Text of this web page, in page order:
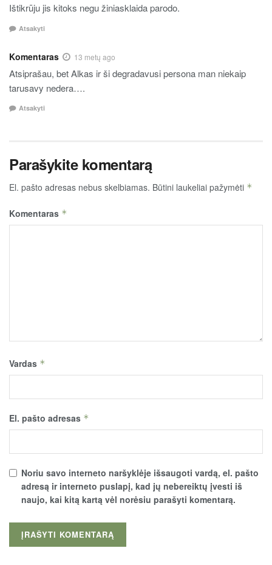
Ištikrūju jis kitoks negu žiniasklaida parodo.
Atsakyti
Komentaras 13 metų ago
Atsiprašau, bet Alkas ir ši degradavusi persona man niekaip
tarusavy nedera….
Atsakyti
Parašykite komentarą
El. pašto adresas nebus skelbiamas. Būtini laukeliai pažymėti *
Komentaras *
Vardas *
El. pašto adresas *
Noriu savo interneto naršyklėje išsaugoti vardą, el. pašto
adresą ir interneto puslapį, kad jų nebereiktų įvesti iš
naujo, kai kitą kartą vėl norėsiu parašyti komentarą.